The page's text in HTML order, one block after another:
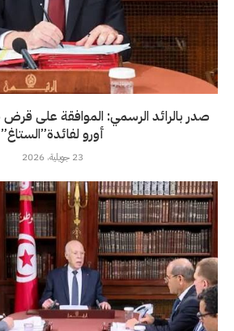
أورو لفائدة”الستاغ”
23 جويلية، 2026